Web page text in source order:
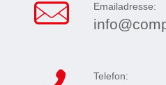
Emailadresse:
Telefon: